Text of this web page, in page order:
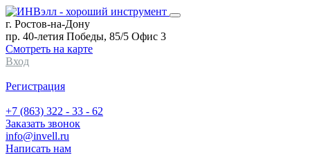
г. Ростов-на-Дону
пр. 40-летия Победы, 85/5 Офис 3
Смотреть на карте
Вход
Регистрация
+7 (863) 322 - 33 - 62
Заказать звонок
info@invell.ru
Написать нам